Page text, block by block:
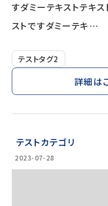
すダミーテキストテキ
ストですダミーテキ…
テストタグ2
詳細は
テストカテゴリ
2023-07-28